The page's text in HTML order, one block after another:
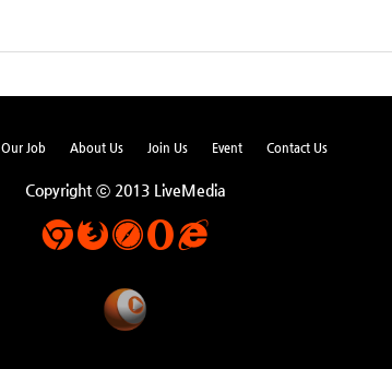
Our Job About Us Join Us Event Contact Us
Copyright ⓒ 2013 LiveMedia